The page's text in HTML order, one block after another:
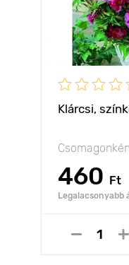
Klárcsi,
460 Ft
Legalacsonyabb